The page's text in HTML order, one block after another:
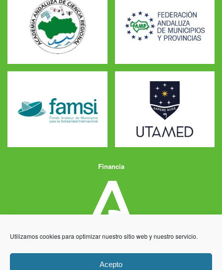
Utilizamos cookies para optimizar nuestro sitio web y nuestro servicio.
Acepto
Financia